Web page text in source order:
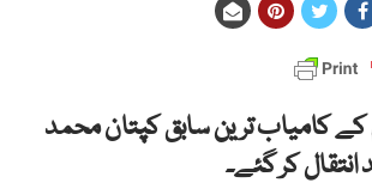
کے کامیاب ترین سابق کپتان محمد
انتقال کر گئے۔